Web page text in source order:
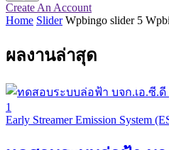
Create An Account
Home Slider Wpbingo slider 5
ผลงานล่าสุด
1
Early Streamer Emission System